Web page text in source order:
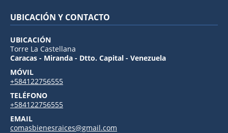
UBICACIÓN Y CONTACTO
UBICACIÓN
Torre La Castellana
Caracas - Miranda - Dtto. Capital - Venezuela
MÓVIL
+584122756555
TELÉFONO
+584122756555
EMAIL
comasbienesraices@gmail.com